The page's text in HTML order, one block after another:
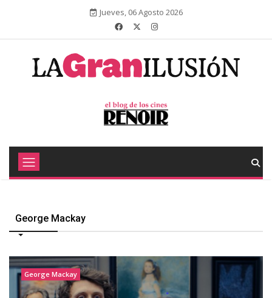
Jueves, 06 Agosto 2026
George Mackay
George Mackay